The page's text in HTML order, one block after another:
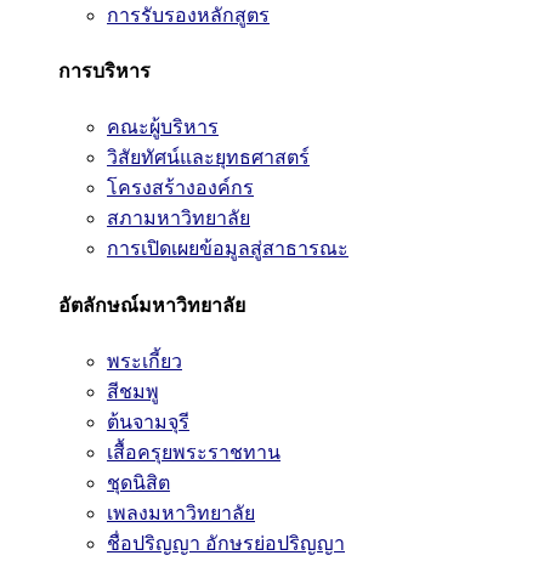
การรับรองหลักสูตร
การบริหาร
คณะผู้บริหาร
วิสัยทัศน์และยุทธศาสตร์
โครงสร้างองค์กร
สภามหาวิทยาลัย
การเปิดเผยข้อมูลสู่สาธารณะ
อัตลักษณ์มหาวิทยาลัย
พระเกี้ยว
สีชมพู
ต้นจามจุรี
เสื้อครุยพระราชทาน
ชุดนิสิต
เพลงมหาวิทยาลัย
ชื่อปริญญา อักษรย่อปริญญา